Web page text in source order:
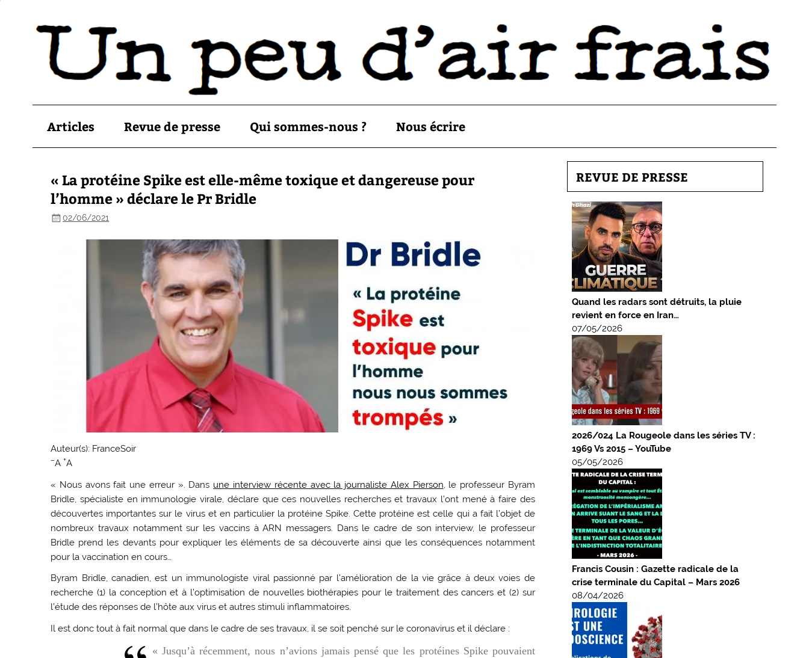
Articles Revue de presse Qui sommes-nous ? Nous écrire
« La protéine Spike est elle-même toxique et dangereuse pour
l’homme » déclare le Pr Bridle
02/06/2021
Auteur(s): FranceSoir
–A +A
« Nous avons fait une erreur ». Dans une interview récente avec la journaliste Alex Pierson, le professeur Byram
Bridle, spécialiste en immunologie virale, déclare que ces nouvelles recherches et travaux l’ont mené à faire des
découvertes importantes sur le virus et en particulier la protéine Spike. Cette protéine est celle qui a fait l’objet de
nombreux travaux notamment sur les vaccins à ARN messagers. Dans le cadre de son interview, le professeur
Bridle prend les devants pour expliquer les éléments de sa découverte ainsi que les conséquences notamment
pour la vaccination en cours…
Byram Bridle, canadien, est un immunologiste viral passionné par l’amélioration de la vie grâce à deux voies de
recherche (1) la conception et à l’optimisation de nouvelles biothérapies pour le traitement des cancers et (2) sur
l’étude des réponses de l’hôte aux virus et autres stimuli inflammatoires.
Il est donc tout à fait normal que dans le cadre de ses travaux, il se soit penché sur le coronavirus et il déclare :
« Jusqu’à récemment, nous n’avions jamais pensé que les protéines Spike pouvaient
REVUE DE PRESSE
Quand les radars sont détruits, la pluie
revient en force en Iran…
07/05/2026
2026/024 La Rougeole dans les séries TV :
1969 Vs 2015 – YouTube
05/05/2026
Francis Cousin : Gazette radicale de la
crise terminale du Capital – Mars 2026
08/04/2026